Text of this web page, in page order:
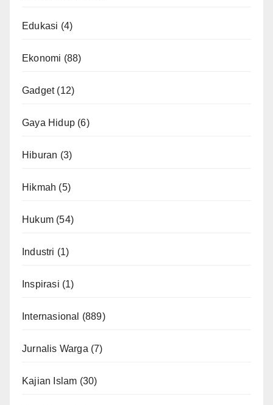
Edukasi (4)
Ekonomi (88)
Gadget(12)
Gaya Hidup (6)
Hiburan (3)
Hikmah (5)
Hukum (54)
Industri (1)
Inspirasi (1)
Internasional (889)
Jurnalis Warga (7)
Kajian Islam (30)